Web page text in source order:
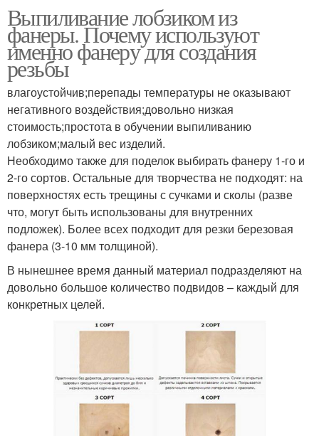
Выпиливание лобзиком из
фанеры. Почему используют
именно фанеру для создания
резьбы
влагоустойчив;перепады температуры не оказывают
негативного воздействия;довольно низкая
стоимость;простота в обучении выпиливанию
лобзиком;малый вес изделий.
Необходимо также для поделок выбирать фанеру 1-го и
2-го сортов. Остальные для творчества не подходят: на
поверхностях есть трещины с сучками и сколы (разве
что, могут быть использованы для внутренних
подложек). Более всех подходит для резки березовая
фанера (3-10 мм толщиной).
В нынешнее время данный материал подразделяют на
довольно большое количество подвидов – каждый для
конкретных целей.